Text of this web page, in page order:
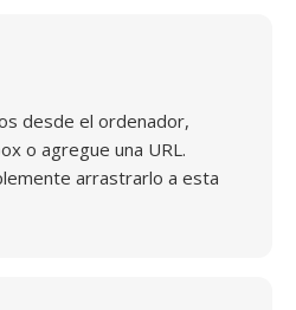
desde el ordenador,
o agregue una URL.
arrastrarlo a esta